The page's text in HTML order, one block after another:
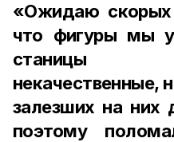
«Ожидаю
что фигуры мы
станицы
некачественные,
залезших на них
поэтому